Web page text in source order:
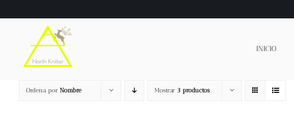
al
INICIO
Ordena por Nombre Mostrar 3 productos